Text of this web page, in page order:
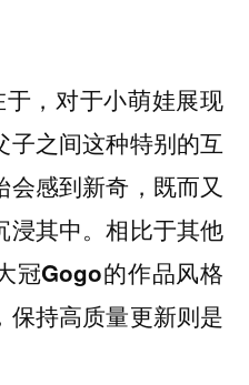
，对于小萌娃展现
子之间这种特别的互
感到新奇，既而又
浸其中。相比于其他
冠Gogo的作品风格
保持高质量更新则是